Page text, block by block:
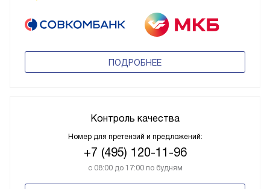
ПОДРОБНЕЕ
Контроль качества
Номер для претензий и предложений:
+7 (495) 120-11-96
с 08:00 до 17:00 по будням